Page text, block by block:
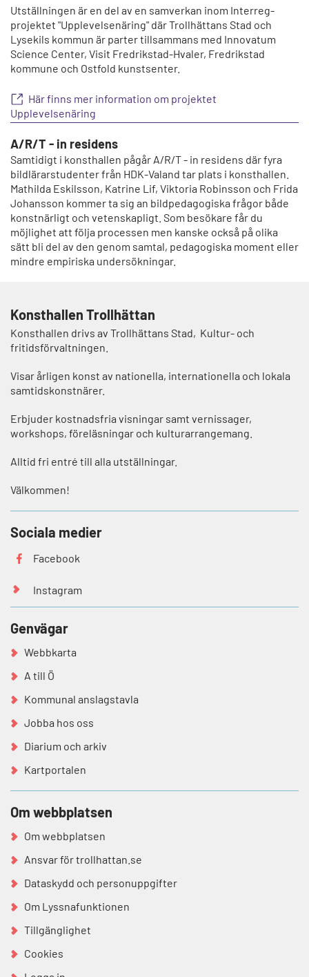
Utställningen är en del av en samverkan inom Interreg-
projektet "Upplevelsenäring" där Trollhättans Stad och
Lysekils kommun är parter tillsammans med Innovatum
Science Center, Visit Fredrikstad-Hvaler, Fredrikstad
kommune och Ostfold kunstsenter.
Här finns mer information om projektet
Upplevelsenäring
A/R/T - in residens
Samtidigt i konsthallen pågår A/R/T - in residens där fyra
bildlärarstudenter från HDK-Valand tar plats i konsthallen.
Mathilda Eskilsson, Katrine Lif, Viktoria Robinsson och Frida
Johansson kommer ta sig an bildpedagogiska frågor både
konstnärligt och vetenskapligt. Som besökare får du
möjlighet att följa processen men kanske också på olika
sätt bli del av den genom samtal, pedagogiska moment eller
mindre empiriska undersökningar.
Konsthallen Trollhättan
Konsthallen drivs av Trollhättans Stad, Kultur- och
fritidsförvaltningen.
Visar årligen konst av nationella, internationella och lokala
samtidskonstnärer.
Erbjuder kostnadsfria visningar samt vernissager,
workshops, föreläsningar och kulturarrangemang.
Alltid fri entré till alla utställningar.
Välkommen!
Sociala medier
Facebook
Instagram
Genvägar
Webbkarta
A till Ö
Kommunal anslagstavla
Jobba hos oss
Diarium och arkiv
Kartportalen
Om webbplatsen
Om webbplatsen
Ansvar för trollhattan.se
Dataskydd och personuppgifter
Om Lyssnafunktionen
Tillgänglighet
Cookies